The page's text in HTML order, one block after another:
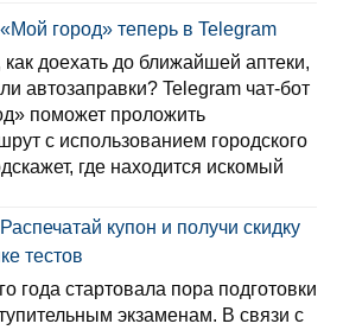
«Мой город» теперь в Telegram
как доехать до ближайшей аптеки,
автозаправки? Telegram чат-бот
поможет проложить
с использованием городского
где находится искомый
Распечатай купон и получи скидку
тестов
года стартовала пора подготовки
экзаменам. В связи с